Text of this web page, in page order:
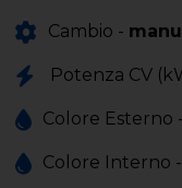
Cambio -
Potenza CV
Colore Esterno -
Colore Interno -